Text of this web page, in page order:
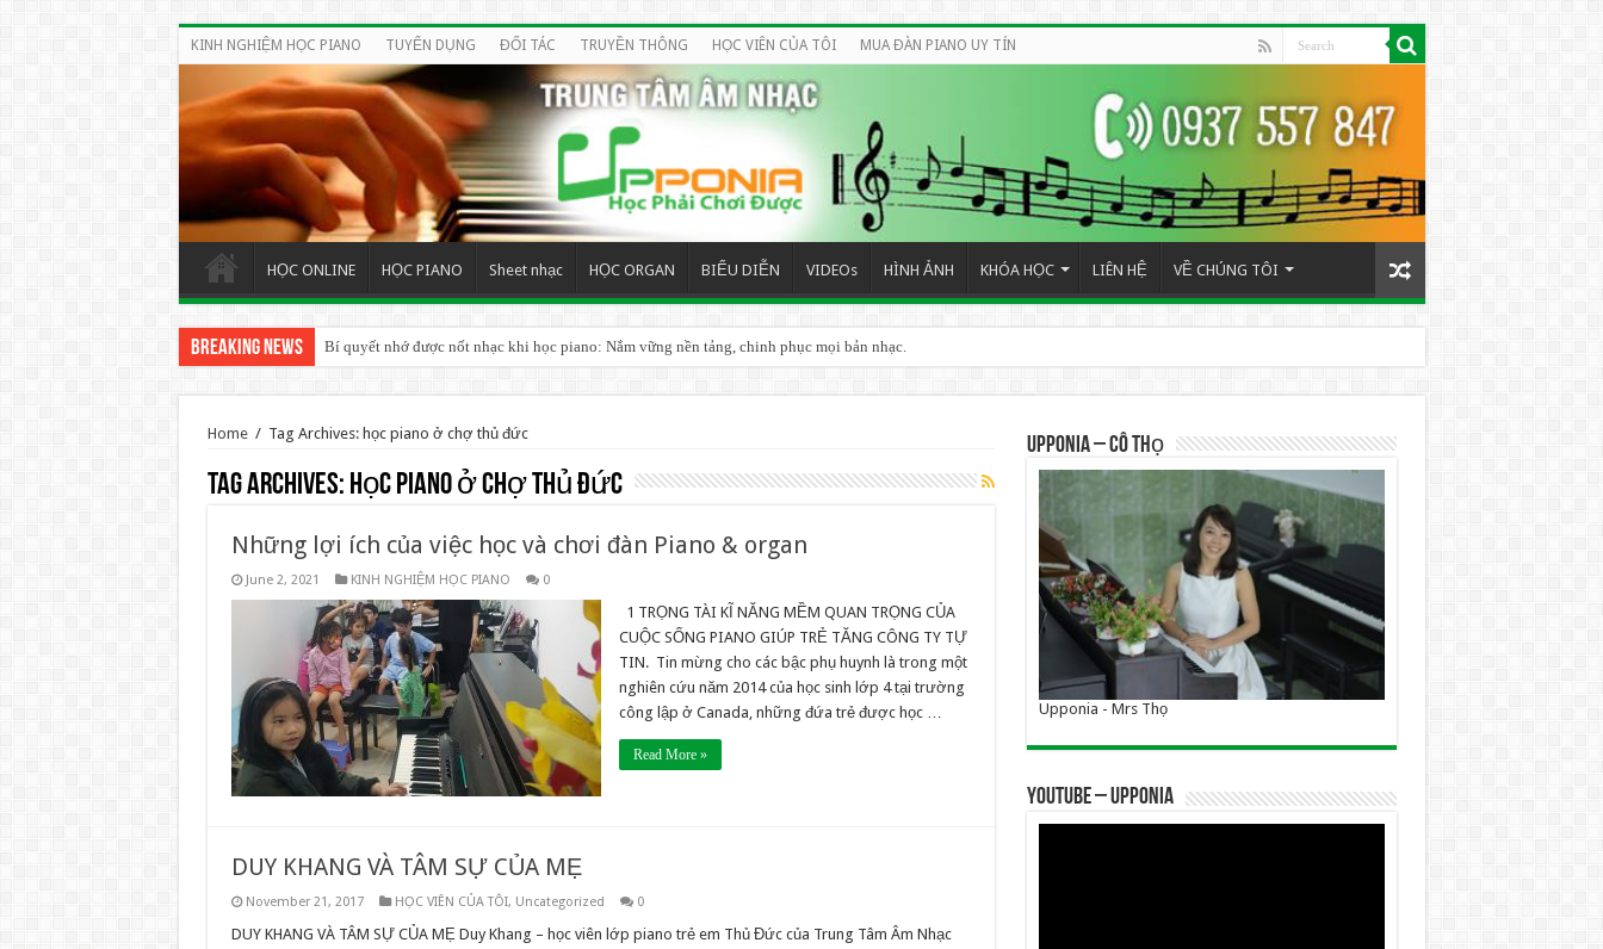
KINH NGHIỆM HỌC PIANO TUYỂN DỤNG ĐỐI TÁC TRUYỀN THÔNG HỌC VIÊN CỦA TÔI MUA ĐÀN PIANO UY TÍN
HỌC ONLINE HỌC PIANO Sheet nhạc HỌC ORGAN BIỂU DIỄN VIDEOs HÌNH ẢNH KHÓA HỌC LIÊN HỆ VỀ CHÚNG TÔI
Breaking News Bí quyết nhớ được nốt nhạc khi học piano: Nắm vững nền tảng, chinh phục mọi bản nhạc.
BÍ QUYẾT HỌC PIANO ORGAN HIỆU QUẢ CHO NGƯỜI MỚI BẮT ĐẦU
Home / Tag Archives: học piano ở chợ thủ đức
Tag Archives: học piano ở chợ thủ đức
Những lợi ích của việc học và chơi đàn Piano & organ
June 2, 2021 KINH NGHIỆM HỌC PIANO 0
1 TRỌNG TÀI KĨ NĂNG MỀM QUAN TRỌNG CỦA
CUỘC SỐNG PIANO GIÚP TRẺ TĂNG CÔNG TY TỰ
TIN. Tin mừng cho các bậc phụ huynh là trong một
nghiên cứu năm 2014 của học sinh lớp 4 tại trường
công lập ở Canada, những đứa trẻ được học …
Read More »
DUY KHANG VÀ TÂM SỰ CỦA MẸ
November 21, 2017 HỌC VIÊN CỦA TÔI, Uncategorized 0
DUY KHANG VÀ TÂM SỰ CỦA MẸ Duy Khang – học viên lớp piano trẻ em Thủ Đức của Trung Tâm Âm Nhạc
UPPONIA – Cô Thọ
Upponia - Mrs Thọ
YOUTUBE – UPPONIA